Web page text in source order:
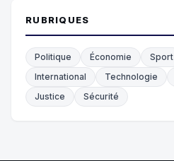
RUBRIQUES
Politique Économie Sport
International
Technologie
Justice
Sécurité